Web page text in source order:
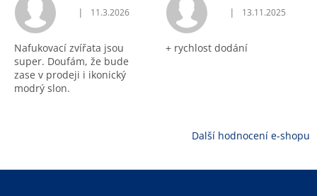
Hodnocení obchodu je 5 z 5 hvězdiček.
| 11.3.2026
Nafukovací zvířata jsou
super. Doufám, že bude
zase v prodeji i ikonický
modrý slon.
Hodnocení
| 13.11.2025
+ rychlost dodání
Další hodnocení e-shopu
Z